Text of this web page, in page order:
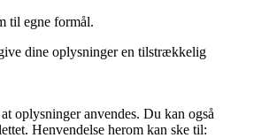
til egne formål.
dine oplysninger en tilstrækkelig
oplysninger anvendes. Du kan også
Henvendelse herom kan ske til: